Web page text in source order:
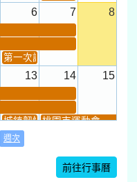
6 7 8
第一次課發會 (12:30~)
13 14 15
城鎮韌性(防空)演習
桃園市運動會
暑期體育育樂營結束
週次
前往行事曆